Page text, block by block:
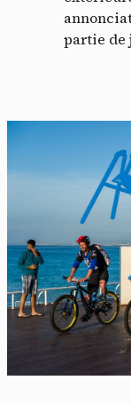
partie de